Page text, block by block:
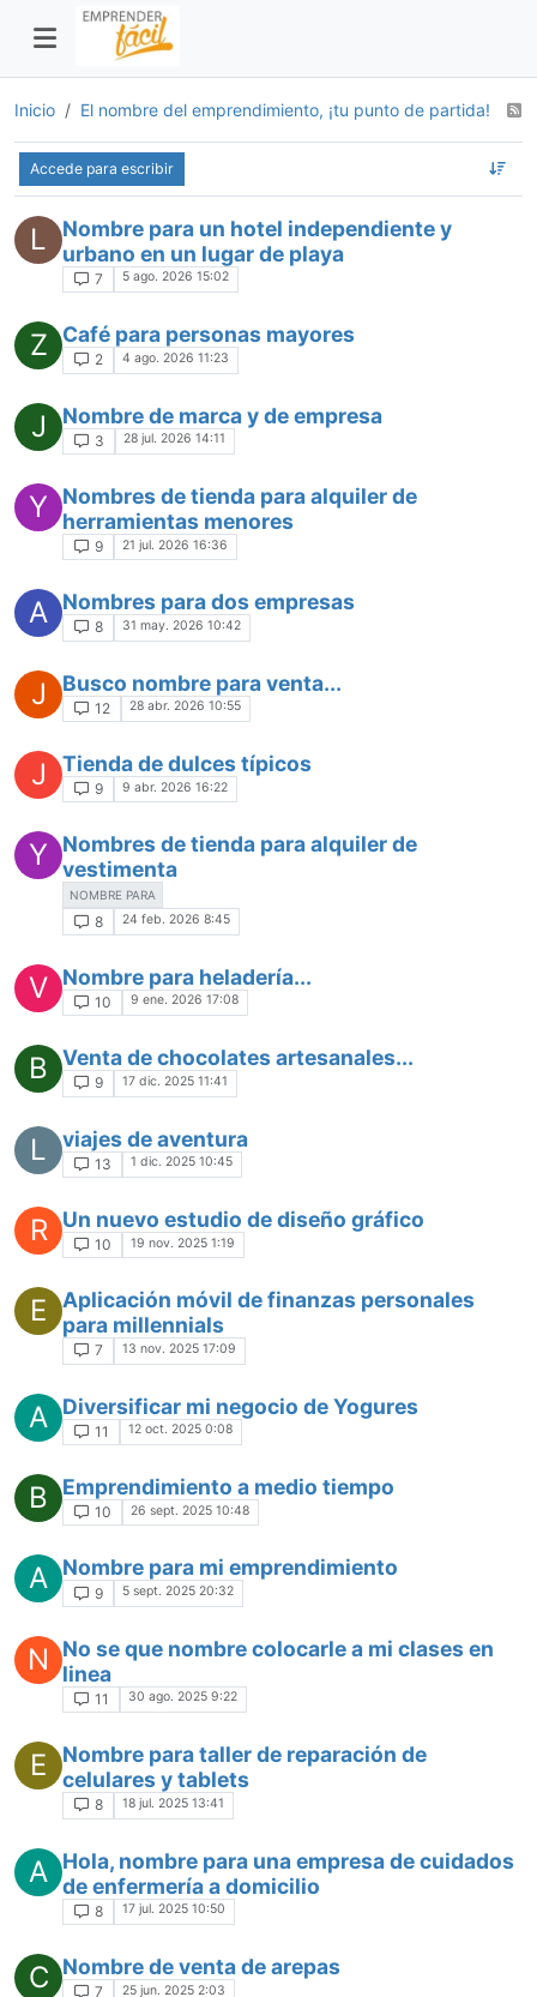
Inicio El nombre del emprendimiento, ¡tu punto de partida!
Accede para escribir
L
Nombre para un hotel independiente y
urbano en un lugar de playa
7 5 ago. 2026 15:02
Z Café para personas mayores
2 4 ago. 2026 11:23
J Nombre de marca y de empresa
3 28 jul. 2026 14:11
Y
Nombres de tienda para alquiler de
herramientas menores
9 21 jul. 2026 16:36
A Nombres para dos empresas
8 31 may. 2026 10:42
J Busco nombre para venta...
12 28 abr. 2026 10:55
J Tienda de dulces típicos
9 9 abr. 2026 16:22
Y
Nombres de tienda para alquiler de
vestimenta
NOMBRE PARA
8 24 feb. 2026 8:45
V Nombre para heladería...
10 9 ene. 2026 17:08
B Venta de chocolates artesanales...
9 17 dic. 2025 11:41
L viajes de aventura
13 1 dic. 2025 10:45
R Un nuevo estudio de diseño gráfico
10 19 nov. 2025 1:19
E
Aplicación móvil de finanzas personales
para millennials
7 13 nov. 2025 17:09
A Diversificar mi negocio de Yogures
11 12 oct. 2025 0:08
B Emprendimiento a medio tiempo
10 26 sept. 2025 10:48
A Nombre para mi emprendimiento
9 5 sept. 2025 20:32
N
No se que nombre colocarle a mi clases en
linea
11 30 ago. 2025 9:22
E
Nombre para taller de reparación de
celulares y tablets
8 18 jul. 2025 13:41
A
Hola, nombre para una empresa de cuidados
de enfermería a domicilio
8 17 jul. 2025 10:50
C Nombre de venta de arepas
7 25 jun. 2025 2:03